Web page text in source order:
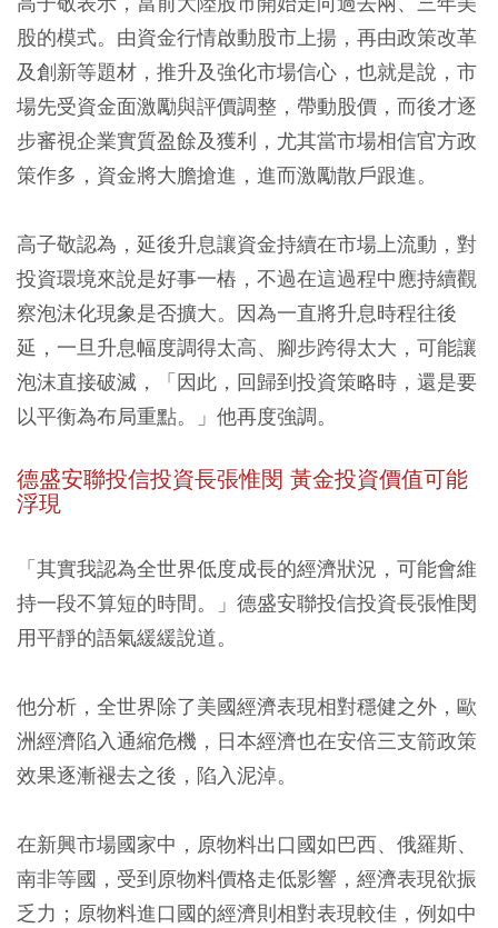
股的模式。由資金行情啟動股市上揚，再由政策改革
及創新等題材，推升及強化市場信心，也就是說，市
場先受資金面激勵與評價調整，帶動股價，而後才逐
步審視企業實質盈餘及獲利，尤其當市場相信官方政
策作多，資金將大膽搶進，進而激勵散戶跟進。
高子敬認為，延後升息讓資金持續在市場上流動，對
投資環境來說是好事一樁，不過在這過程中應持續觀
察泡沫化現象是否擴大。因為一直將升息時程往後
延，一旦升息幅度調得太高、腳步跨得太大，可能讓
泡沫直接破滅，「因此，回歸到投資策略時，還是要
以平衡為布局重點。」他再度強調。
德盛安聯投信投資長張惟閔 黃金投資價值可能
浮現
「其實我認為全世界低度成長的經濟狀況，可能會維
持一段不算短的時間。」德盛安聯投信投資長張惟閔
用平靜的語氣緩緩說道。
他分析，全世界除了美國經濟表現相對穩健之外，歐
洲經濟陷入通縮危機，日本經濟也在安倍三支箭政策
效果逐漸褪去之後，陷入泥淖。
在新興市場國家中，原物料出口國如巴西、俄羅斯、
南非等國，受到原物料價格走低影響，經濟表現欲振
乏力；原物料進口國的經濟則相對表現較佳，例如中